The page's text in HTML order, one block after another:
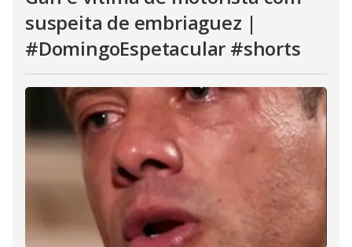
suspeita de embriaguez |
#DomingoEspetacular #shorts